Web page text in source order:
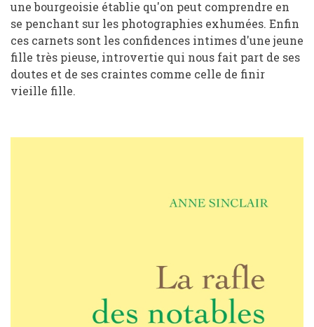
une bourgeoisie établie qu'on peut comprendre en
se penchant sur les photographies exhumées. Enfin
ces carnets sont les confidences intimes d'une jeune
fille très pieuse, introvertie qui nous fait part de ses
doutes et de ses craintes comme celle de finir
vieille fille.